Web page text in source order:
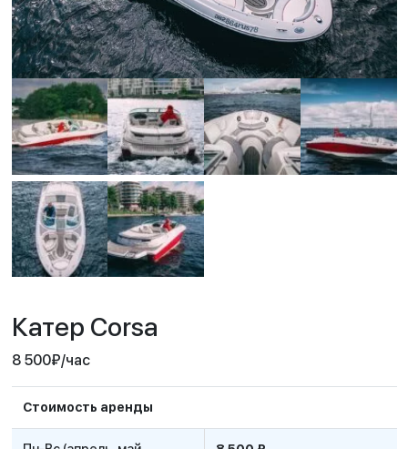
Катер Corsa
8 500₽/час
Стоимость аренды